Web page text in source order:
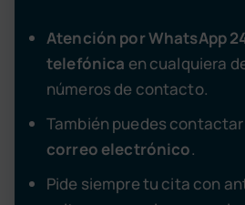
Atención por WhatsApp
telefónica en cualquiera
números de contacto.
También puedes
correo electrónico.
Pide siempre tu cita con